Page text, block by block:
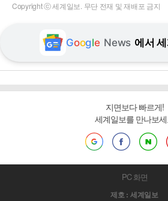
Copyright ⓒ 세계일보. 무단 전재 및 재배포 금지
Google News 에서
지면보다 빠르게!
세계일보를 만나보
PC 화면
제호 : 세계일보